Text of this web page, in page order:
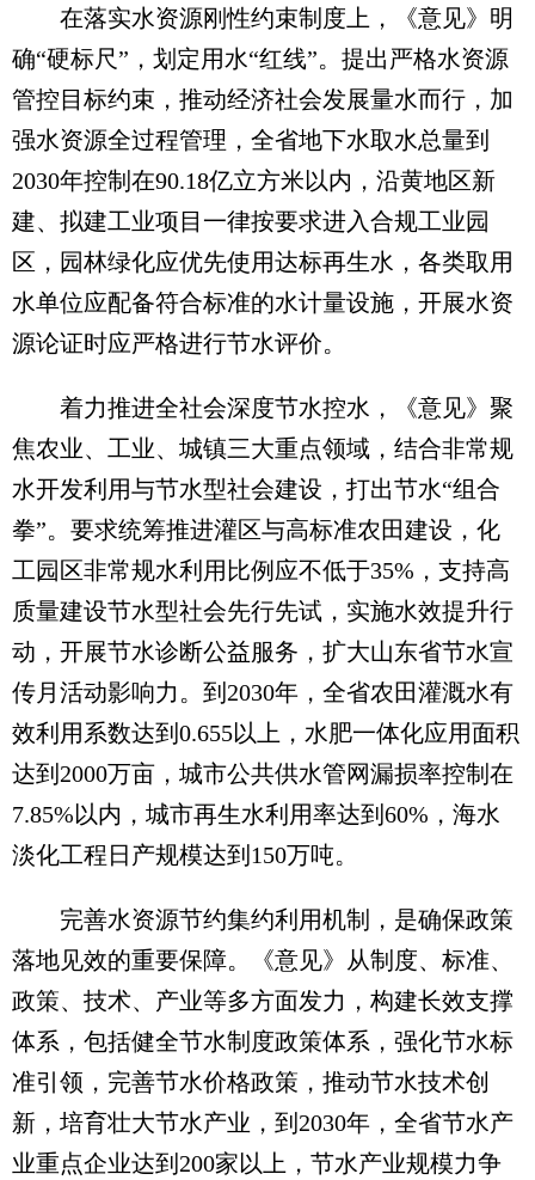
在落实水资源刚性约束制度上，《意见》明
确“硬标尺”，划定用水“红线”。提出严格水资源
管控目标约束，推动经济社会发展量水而行，加
强水资源全过程管理，全省地下水取水总量到
2030年控制在90.18亿立方米以内，沿黄地区新
建、拟建工业项目一律按要求进入合规工业园
区，园林绿化应优先使用达标再生水，各类取用
水单位应配备符合标准的水计量设施，开展水资
源论证时应严格进行节水评价。
着力推进全社会深度节水控水，《意见》聚
焦农业、工业、城镇三大重点领域，结合非常规
水开发利用与节水型社会建设，打出节水“组合
拳”。要求统筹推进灌区与高标准农田建设，化
工园区非常规水利用比例应不低于35%，支持高
质量建设节水型社会先行先试，实施水效提升行
动，开展节水诊断公益服务，扩大山东省节水宣
传月活动影响力。到2030年，全省农田灌溉水有
效利用系数达到0.655以上，水肥一体化应用面积
达到2000万亩，城市公共供水管网漏损率控制在
7.85%以内，城市再生水利用率达到60%，海水
淡化工程日产规模达到150万吨。
完善水资源节约集约利用机制，是确保政策
落地见效的重要保障。《意见》从制度、标准、
政策、技术、产业等多方面发力，构建长效支撑
体系，包括健全节水制度政策体系，强化节水标
准引领，完善节水价格政策，推动节水技术创
新，培育壮大节水产业，到2030年，全省节水产
业重点企业达到200家以上，节水产业规模力争